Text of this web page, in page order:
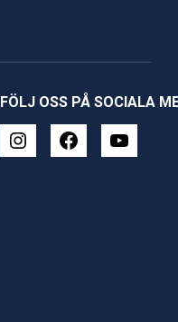
FÖLJ OSS PÅ SOCIALA